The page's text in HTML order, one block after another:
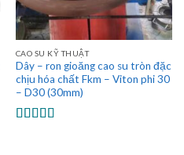
CAO SU KỸ THUẬT
Dây – ron gioăng cao su tròn đặc
chịu hóa chất Fkm – Viton phi 30
– D30 (30mm)